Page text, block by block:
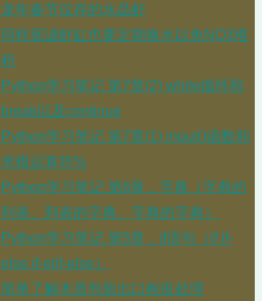
龙年春节仅存的水晶虾
同程底滤虾缸也要定期换水以免NO3堆
积
Python学习笔记 第7章(2) while循环和
break以及continue
Python学习笔记 第7章(1) input()函数和
求模运算符%
Python学习笔记 第6章，字典（字典的
列表、列表的字典、字典的字典）
Python学习笔记 第5章，jf语句（if if-
else if-elif-else）
简单了解木质包装出口检疫处理